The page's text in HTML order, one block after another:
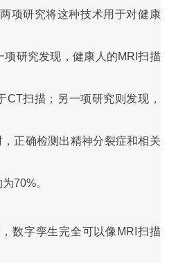
项研究将这种技术用于对健康
项研究发现，健康人的MRI扫描
CT扫描；另一项研究则发现，
正确检测出精神分裂症和相关
70%。
数字孪生完全可以像MRI扫描